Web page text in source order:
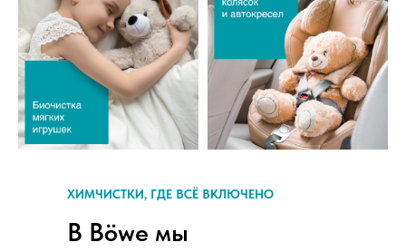
В Böwe мы
ХИМЧИСТКИ, ГДЕ ВСЁ ВКЛЮЧЕНО